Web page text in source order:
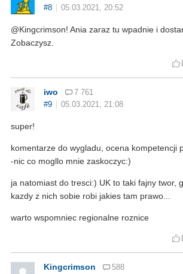
#8 05.03.2021, 20:52
@Kingcrimson! Ania zaraz tu wpadnie i
Zobaczysz.
iwo
7 761
#9
05.03.2021, 21:08
super!
komentarze do wygladu, ocena kompetencji
-nic co mogllo mnie zaskoczyc:)
ja natomiast do tresci:) UK to taki fajny twor,
kazdy z nich sobie robi jakies tam prawo...
warto wspomniec regionalne roznice
Kingcrimson
588